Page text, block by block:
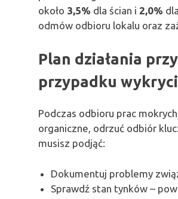
około 3,5% dla ścian i 2,0%
odmów odbioru lokalu oraz
Plan działania
przypadku
Podczas odbioru prac
organiczne, odrzuć odbiór
musisz podjąć:
Dokumentuj problemy
Sprawdź stan tynków –